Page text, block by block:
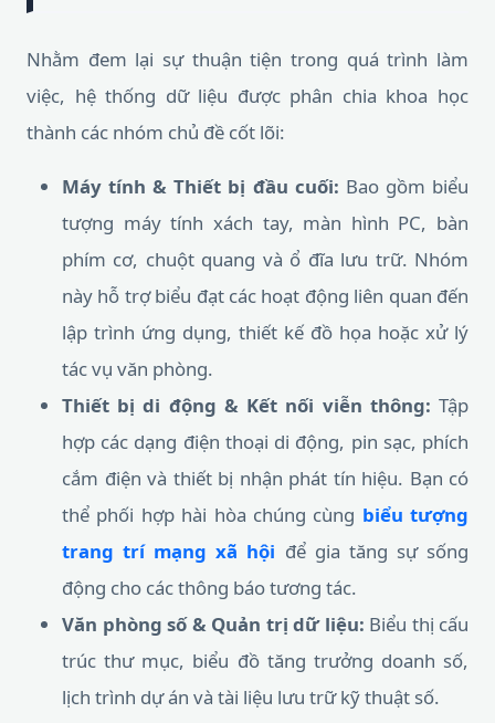
Nhằm đem lại sự thuận tiện trong quá trình làm
việc, hệ thống dữ liệu được phân chia khoa học
thành các nhóm chủ đề cốt lõi:
Máy tính & Thiết bị đầu cuối: Bao gồm biểu
tượng máy tính xách tay, màn hình PC, bàn
phím cơ, chuột quang và ổ đĩa lưu trữ. Nhóm
này hỗ trợ biểu đạt các hoạt động liên quan đến
lập trình ứng dụng, thiết kế đồ họa hoặc xử lý
tác vụ văn phòng.
Thiết bị di động & Kết nối viễn thông: Tập
hợp các dạng điện thoại di động, pin sạc, phích
cắm điện và thiết bị nhận phát tín hiệu. Bạn có
thể phối hợp hài hòa chúng cùng biểu tượng
trang trí mạng xã hội để gia tăng sự sống
động cho các thông báo tương tác.
Văn phòng số & Quản trị dữ liệu: Biểu thị cấu
trúc thư mục, biểu đồ tăng trưởng doanh số,
lịch trình dự án và tài liệu lưu trữ kỹ thuật số.